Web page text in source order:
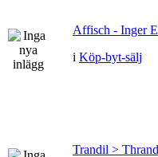
Affisch - Inger
i Köp-byt-sälj
Trandil >